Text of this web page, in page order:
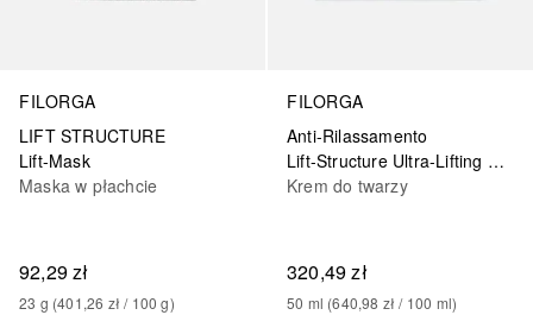
FILORGA
LIFT STRUCTURE
Lift-Mask
Maska w płachcie
92,29 zł
23 g (401,26 zł / 100 g)
FILORGA
Anti-Rilassamento
Lift-Structure Ultra-Lifting Cream
Krem do twarzy
320,49 zł
50 ml (640,98 zł / 100 ml)